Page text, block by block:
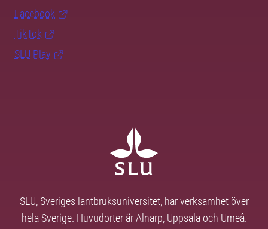
Facebook
TikTok
SLU Play
SLU, Sveriges lantbruksuniversitet, har verksamhet över
hela Sverige. Huvudorter är Alnarp, Uppsala och Umeå.